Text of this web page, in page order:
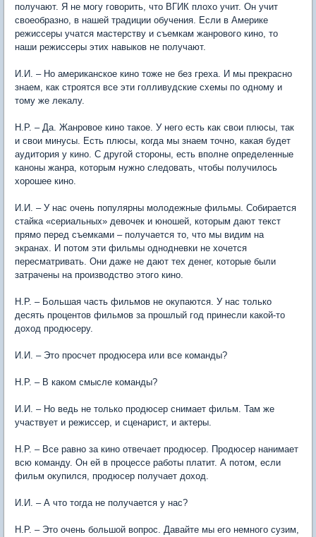
получают. Я не могу говорить, что ВГИК плохо учит. Он учит
своеобразно, в нашей традиции обучения. Если в Америке
режиссеры учатся мастерству и съемкам жанрового кино, то
наши режиссеры этих навыков не получают.
И.И. – Но американское кино тоже не без греха. И мы прекрасно
знаем, как строятся все эти голливудские схемы по одному и
тому же лекалу.
Н.Р. – Да. Жанровое кино такое. У него есть как свои плюсы, так
и свои минусы. Есть плюсы, когда мы знаем точно, какая будет
аудитория у кино. С другой стороны, есть вполне определенные
каноны жанра, которым нужно следовать, чтобы получилось
хорошее кино.
И.И. – У нас очень популярны молодежные фильмы. Собирается
стайка «сериальных» девочек и юношей, которым дают текст
прямо перед съемками – получается то, что мы видим на
экранах. И потом эти фильмы однодневки не хочется
пересматривать. Они даже не дают тех денег, которые были
затрачены на производство этого кино.
Н.Р. – Большая часть фильмов не окупаются. У нас только
десять процентов фильмов за прошлый год принесли какой-то
доход продюсеру.
И.И. – Это просчет продюсера или все команды?
Н.Р. – В каком смысле команды?
И.И. – Но ведь не только продюсер снимает фильм. Там же
участвует и режиссер, и сценарист, и актеры.
Н.Р. – Все равно за кино отвечает продюсер. Продюсер нанимает
всю команду. Он ей в процессе работы платит. А потом, если
фильм окупился, продюсер получает доход.
И.И. – А что тогда не получается у нас?
Н.Р. – Это очень большой вопрос. Давайте мы его немного сузим,